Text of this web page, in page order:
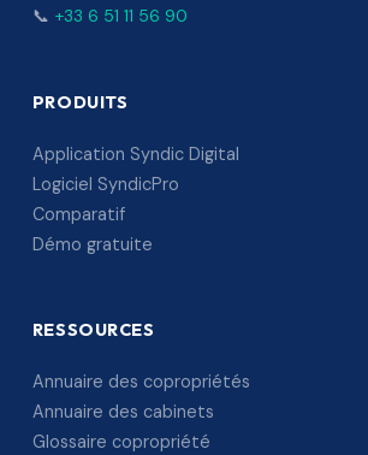
📞 +33 6 51 11 56 90
PRODUITS
Application Syndic Digital
Logiciel SyndicPro
Comparatif
Démo gratuite
RESSOURCES
Annuaire des copropriétés
Annuaire des cabinets
Glossaire copropriété